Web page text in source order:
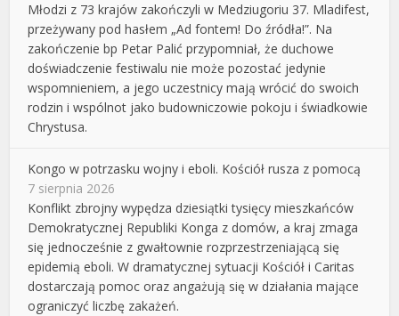
Młodzi z 73 krajów zakończyli w Medziugoriu 37. Mladifest,
przeżywany pod hasłem „Ad fontem! Do źródła!”. Na
zakończenie bp Petar Palić przypomniał, że duchowe
doświadczenie festiwalu nie może pozostać jedynie
wspomnieniem, a jego uczestnicy mają wrócić do swoich
rodzin i wspólnot jako budowniczowie pokoju i świadkowie
Chrystusa.
Kongo w potrzasku wojny i eboli. Kościół rusza z pomocą
7 sierpnia 2026
Konflikt zbrojny wypędza dziesiątki tysięcy mieszkańców
Demokratycznej Republiki Konga z domów, a kraj zmaga
się jednocześnie z gwałtownie rozprzestrzeniającą się
epidemią eboli. W dramatycznej sytuacji Kościół i Caritas
dostarczają pomoc oraz angażują się w działania mające
ograniczyć liczbę zakażeń.